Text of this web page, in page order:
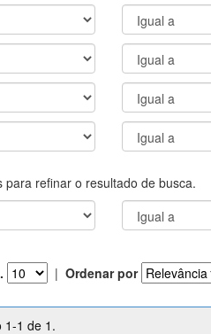
para refinar o resultado de busca.
| Ordenar por
1-1 de 1.